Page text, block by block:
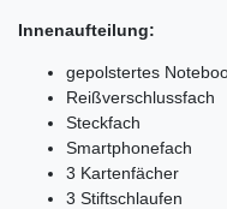
Innenaufteilung:
gepolstertes
Reißverschlussfach
Steckfach
Smartphonefach
3 Kartenfächer
3 Stiftschlaufen